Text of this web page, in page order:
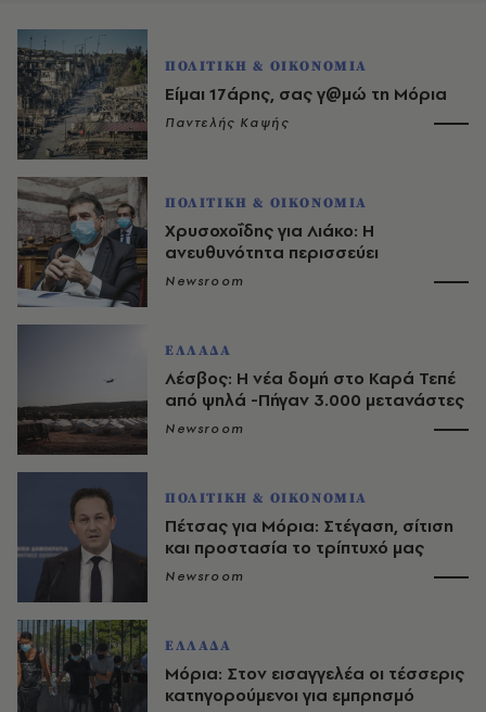
ΠΟΛΙΤΙΚΗ & ΟΙΚΟΝΟΜΙΑ
Είμαι 17άρης, σας γ@μώ τη Μόρια
Παντελής Καψής
ΠΟΛΙΤΙΚΗ & ΟΙΚΟΝΟΜΙΑ
Χρυσοχοΐδης για Λιάκο: Η
ανευθυνότητα περισσεύει
Newsroom
ΕΛΛΑΔΑ
Λέσβος: Η νέα δομή στο Καρά Τεπέ
από ψηλά -Πήγαν 3.000 μετανάστες
Newsroom
ΠΟΛΙΤΙΚΗ & ΟΙΚΟΝΟΜΙΑ
Πέτσας για Μόρια: Στέγαση, σίτιση
και προστασία το τρίπτυχό μας
Newsroom
ΕΛΛΑΔΑ
Μόρια: Στον εισαγγελέα οι τέσσερις
κατηγορούμενοι για εμπρησμό